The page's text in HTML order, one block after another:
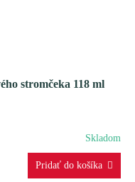
stromčeka 118 ml
Skladom